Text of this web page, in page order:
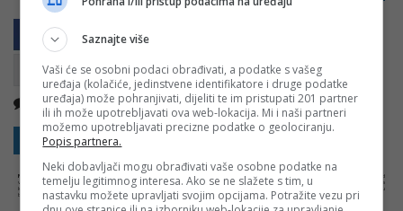
Kopirati
Nema komentara
Sakrij sve komentare Prikaži komentare
NAPOMENA:
Komentari odražavaju stavove njihovih autora, a ne nužno i stavove internet portala Banjaluka.com. Molimo korisnike da se suzdrže od
vrijeđanja, psovanja i vulgarnog izražavanja. Portal Banjaluka.com zadržava pravo da obriše komentar bez najave i objašnjenja. Zbog velikog broja
komentara Banjaluka.com nije dužan obrisati sve komentare koji krše pravila. Kao čitalac takođe prihvatate mogućnost da među komentarima mogu
biti pronađeni sadržaji koji mogu biti u suprotnosti sa vašim vjerskim, moralnim i drugim načelima i uvjerenjima.
Saznajte više
Vaši će se osobni podaci obrađivati, a podatke s vašeg
uređaja (kolačiće, jedinstvene identifikatore i druge podatke
uređaja) može pohranjivati, dijeliti te im pristupati 201 partner
ili ih može upotrebljavati ova web-lokacija. Mi i naši partneri
možemo upotrebljavati precizne podatke o geolociranju.
Popis partnera.
Neki dobavljači mogu obrađivati vaše osobne podatke na
temelju legitimnog interesa. Ako se ne slažete s tim, u
nastavku možete upravljati svojim opcijama. Potražite vezu pri